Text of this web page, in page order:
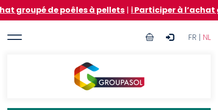
Aller
au
principal
de poêles à pellets|ℹ️ Participer à l’achat groupé
FR | NL
User
Groupasol